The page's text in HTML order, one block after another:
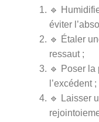
🔹
éviter
🔹 Étaler
ressaut ;
🔹 Poser la
l’excédent ;
🔹 Laisser